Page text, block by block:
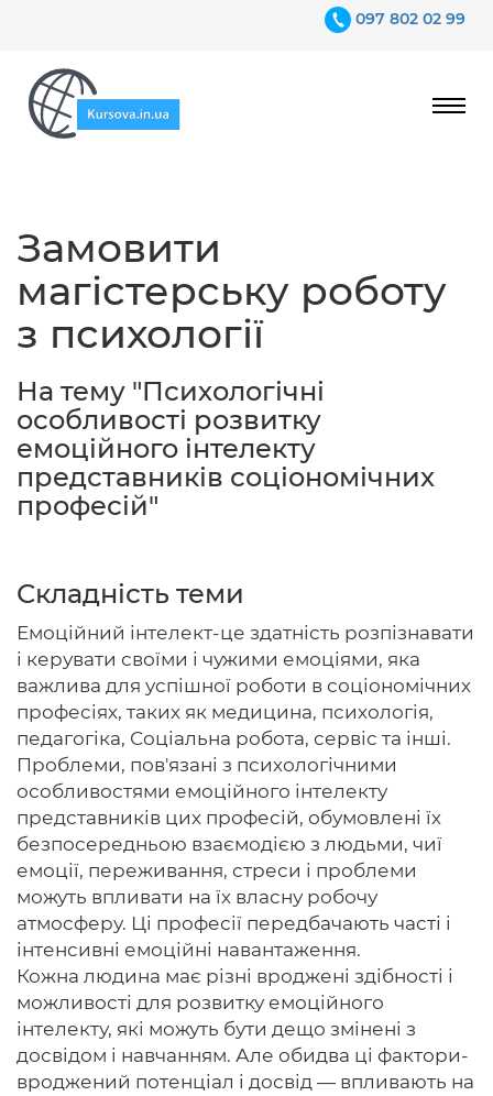
097 802 02 99
Замовити
магістерську роботу
з психології
На тему "Психологічні
особливості розвитку
емоційного інтелекту
представників соціономічних
професій"
Складність теми
Емоційний інтелект-це здатність розпізнавати
і керувати своїми і чужими емоціями, яка
важлива для успішної роботи в соціономічних
професіях, таких як медицина, психологія,
педагогіка, Соціальна робота, сервіс та інші.
Проблеми, пов'язані з психологічними
особливостями емоційного інтелекту
представників цих професій, обумовлені їх
безпосередньою взаємодією з людьми, чиї
емоції, переживання, стреси і проблеми
можуть впливати на їх власну робочу
атмосферу. Ці професії передбачають часті і
інтенсивні емоційні навантаження.
Кожна людина має різні вроджені здібності і
можливості для розвитку емоційного
інтелекту, які можуть бути дещо змінені з
досвідом і навчанням. Але обидва ці фактори-
вроджений потенціал і досвід — впливають на
Гарантії
Відгуки
Контакти
097 802 02 99
Головна
Авторам
Умови
Вхiд